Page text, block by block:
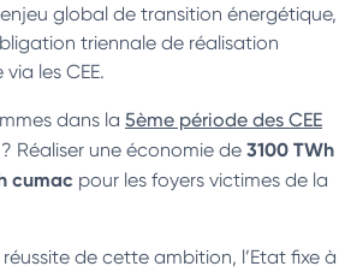
global de transition énergétique,
triennale de réalisation
les CEE.
dans la 5ème période des CEE
Réaliser une économie de 3100 TWh
cumac pour les foyers victimes de la
de cette ambition, l’Etat fixe à